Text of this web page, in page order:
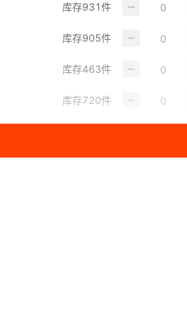
库存931件
库存905件
库存463件
库存720件